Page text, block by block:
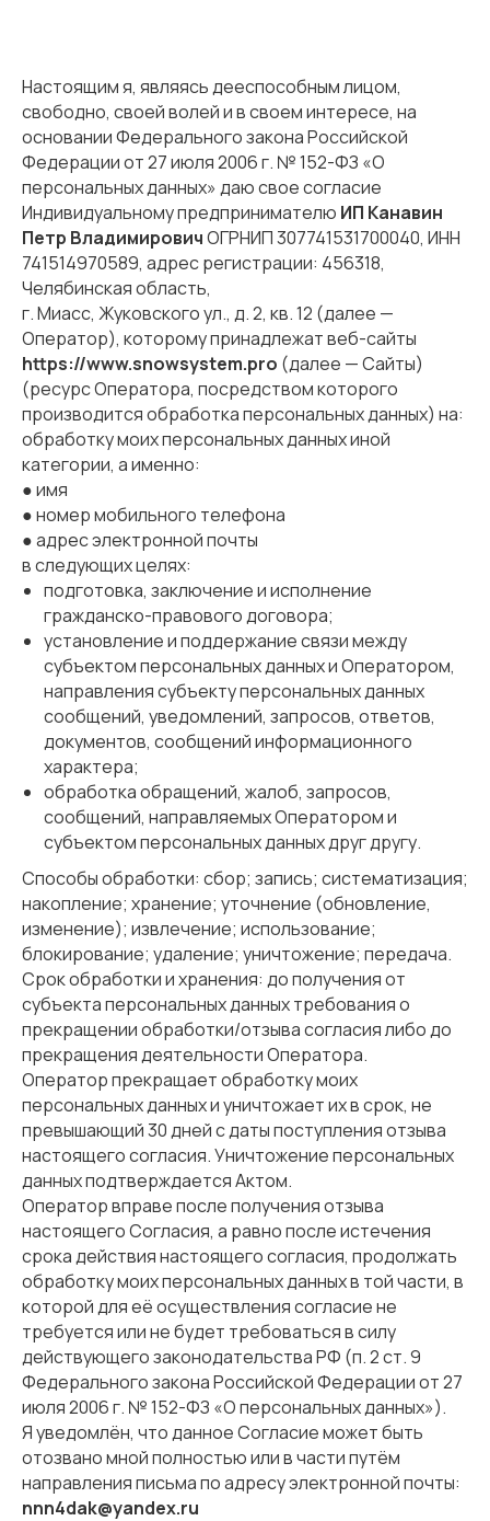
Настоящим я, являясь дееспособным лицом,
свободно, своей волей и в своем интересе, на
основании Федерального закона Российской
Федерации от 27 июля 2006 г. № 152-ФЗ «О
персональных данных» даю свое согласие
Индивидуальному предпринимателю ИП Канавин
Петр ВладимировичОГРНИП 307741531700040, ИНН
741514970589, адрес регистрации: 456318,
Челябинская область,
г. Миасс, Жуковского ул., д. 2, кв. 12 (далее —
Оператор), которому принадлежат веб-сайты
https://www.snowsystem.pro (далее — Сайты)
(ресурс Оператора, посредством которого
производится обработка персональных данных) на:
обработку моих персональных данных иной
категории, а именно:
● имя
● номер мобильного телефона
● адрес электронной почты
в следующих целях:
подготовка, заключение и исполнение
гражданско-правового договора;
установление и поддержание связи между
субъектом персональных данных и Оператором,
направления субъекту персональных данных
сообщений, уведомлений, запросов, ответов,
документов, сообщений информационного
характера;
обработка обращений, жалоб, запросов,
сообщений, направляемых Оператором и
субъектом персональных данных друг другу.
Способы обработки: сбор; запись; систематизация;
накопление; хранение; уточнение (обновление,
изменение); извлечение; использование;
блокирование; удаление; уничтожение; передача.
Срок обработки и хранения: до получения от
субъекта персональных данных требования о
прекращении обработки/отзыва согласия либо до
прекращения деятельности Оператора.
Оператор прекращает обработку моих
персональных данных и уничтожает их в срок, не
превышающий 30 дней с даты поступления отзыва
настоящего согласия. Уничтожение персональных
данных подтверждается Актом.
Оператор вправе после получения отзыва
настоящего Согласия, а равно после истечения
срока действия настоящего согласия, продолжать
обработку моих персональных данных в той части, в
которой для её осуществления согласие не
требуется или не будет требоваться в силу
действующего законодательства РФ (п. 2 ст. 9
Федерального закона Российской Федерации от 27
июля 2006 г. № 152-ФЗ «О персональных данных»).
Я уведомлён, что данное Согласие может быть
отозвано мной полностью или в части путём
направления письма по адресу электронной почты:
nnn4dak@yandex.ru